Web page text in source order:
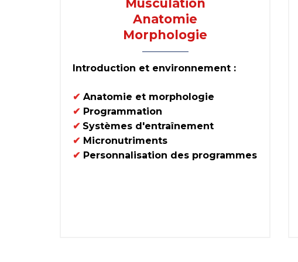
Musculation
Anatomie
Morphologie
Introduction et environnement :
✔ Anatomie et morphologie
✔ Programmation
✔ Systèmes d'entraînement
✔ Micronutriments
✔ Personnalisation des programmes